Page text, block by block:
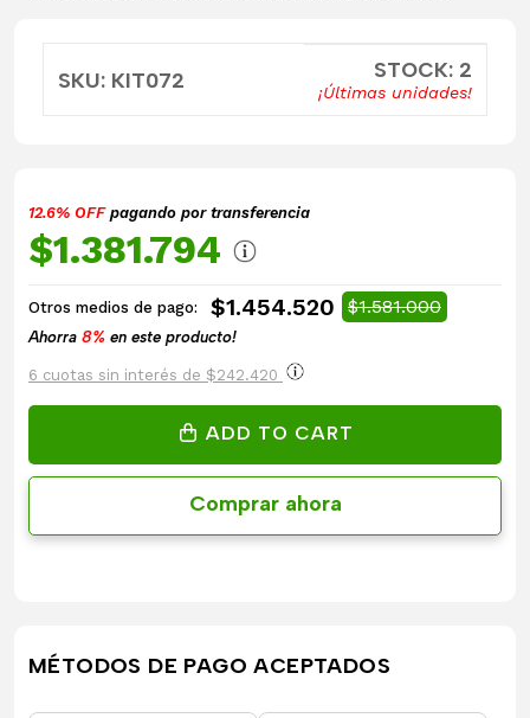
SKU: KIT072 STOCK: 2
¡Últimas unidades!
12.6% OFFpagando por transferencia
$1.381.794
Otros medios de pago: $1.454.520 $1.581.000
Ahorra 8% en este producto!
6 cuotas sin interés de $242.420
ADD TO CART
Comprar ahora
MÉTODOS DE PAGO ACEPTADOS